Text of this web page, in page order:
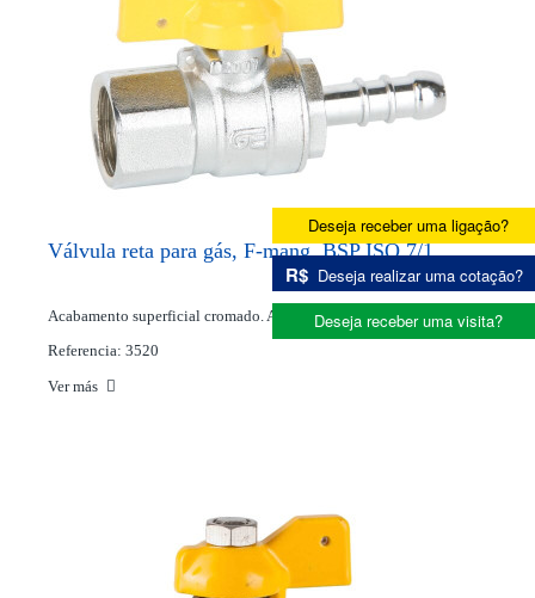
Válvula reta para gás, F-mang. BSP ISO 7/1.
Acabamento superficial cromado. Acionamento borboleta.
Referencia: 3520
Ver más
Deseja receber uma ligação?
R$ Deseja realizar uma cotação?
Deseja receber uma visita?